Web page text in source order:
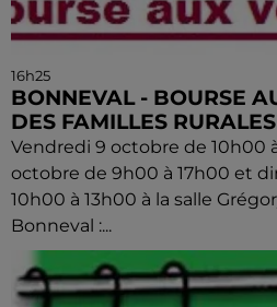
16h25
BONNEVAL - BOURSE
DES FAMILLES RURALES
Vendredi 9 octobre de 10h00
octobre de 9h00 à 17h00 et
10h00 à 13h00 à la salle
Bonneval :...